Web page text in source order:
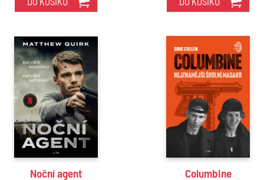
Noční agent Columbine